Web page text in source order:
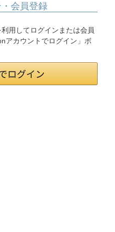
会員登録
用してログインまたは会員
アカウントでログイン」ボ